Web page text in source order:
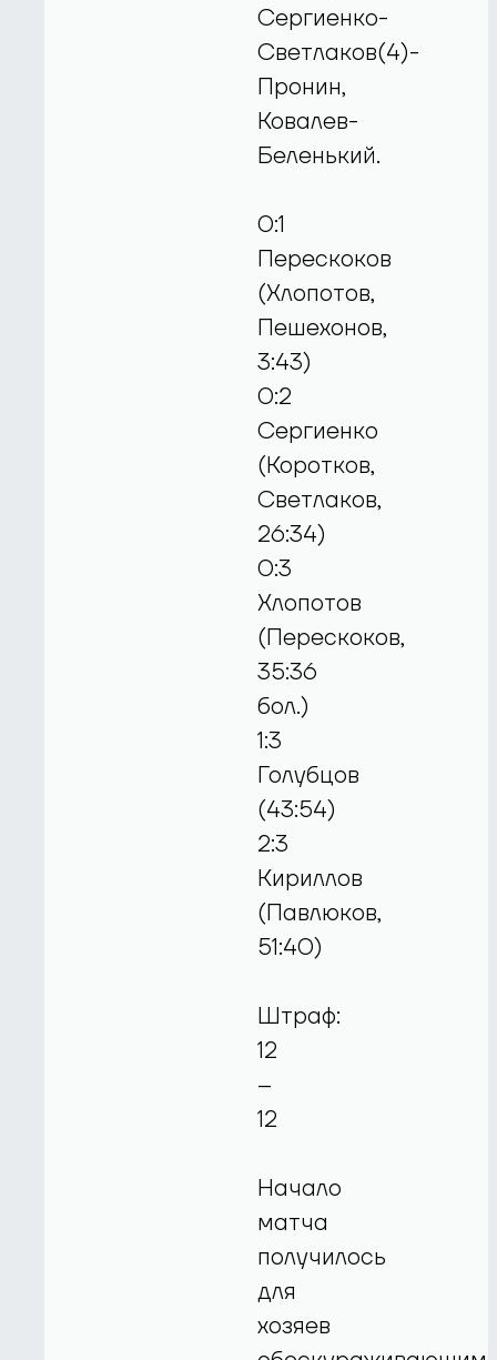
Сергиенко-
Светлаков(4)-
Пронин,
Ковалев-
Беленький.
0:1
Перескоков
(Хлопотов,
Пешехонов,
3:43)
0:2
Сергиенко
(Коротков,
Светлаков,
26:34)
0:3
Хлопотов
(Перескоков,
35:36
бол.)
1:3
Голубцов
(43:54)
2:3
Кириллов
(Павлюков,
51:40)
Штраф:
12
–
12
Начало
матча
получилось
для
хозяев